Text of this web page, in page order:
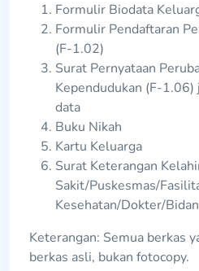
Formulir Biodata
Formulir Pendaftaran
(F-1.02)
Surat Pernyataan
Kependudukan (F-
data
Buku Nikah
Kartu Keluarga
Surat Keterangan
Sakit/Puskesmas/
Kesehatan/Dokter/Bidan
Keterangan: Semua berkas
berkas asli, bukan fotocopy.